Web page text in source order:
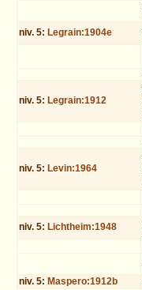
niv. 5: Legrain:1904e
niv. 5: Legrain:1912
niv. 5: Levin:1964
niv. 5: Lichtheim:1948
niv. 5: Maspero:1912b